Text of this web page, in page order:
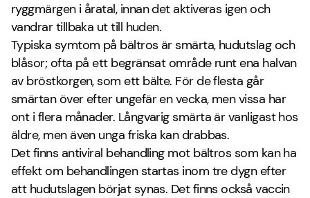
ryggmärgen i åratal, innan det aktiveras igen och
vandrar tillbaka ut till huden.
Typiska symtom på bältros är smärta, hudutslag och
blåsor; ofta på ett begränsat område runt ena halvan
av bröstkorgen, som ett bälte. För de flesta går
smärtan över efter ungefär en vecka, men vissa har
ont i flera månader. Långvarig smärta är vanligast hos
äldre, men även unga friska kan drabbas.
Det finns antiviral behandling mot bältros som kan ha
effekt om behandlingen startas inom tre dygn efter
att hudutslagen börjat synas. Det finns också vaccin